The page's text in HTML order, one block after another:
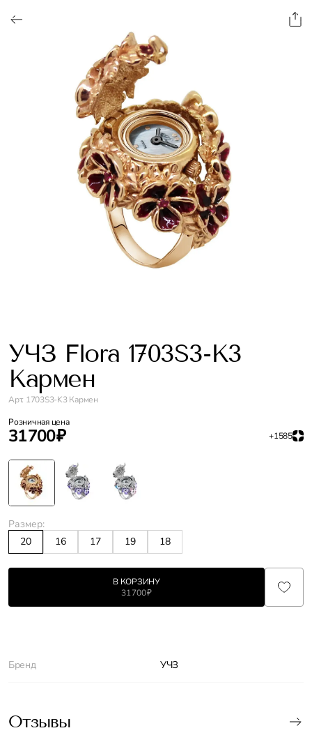
УЧЗ Flora 1703S3-K3
Кармен
Арт. 1703S3-K3 Кармен
Размер:
20
16 17 19 18
Розничная цена
31 700 ₽ +1585
В КОРЗИНУ
31 700 ₽
Бренд УЧЗ
Отзывы